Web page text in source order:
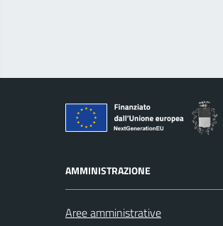
AMMINISTRAZIONE
Aree amministrative